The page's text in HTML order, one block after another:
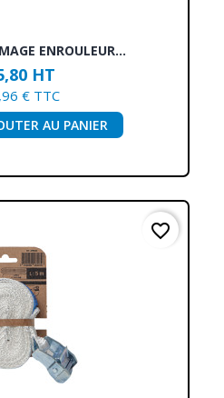
ENROULEUR...
HT
€ TTC
AU PANIER
favorite_border